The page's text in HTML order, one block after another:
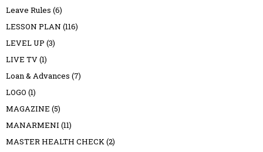
Leave Rules (6)
LESSON PLAN (116)
LEVEL UP (3)
LIVE TV(1)
Loan & Advances (7)
LOGO (1)
MAGAZINE (5)
MANARMENI (11)
MASTER HEALTH CHECK(2)